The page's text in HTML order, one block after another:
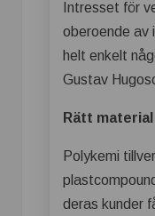
Intresset för
oberoende av
helt enkelt
Gustav
Rätt
Polykemi
deras kunder